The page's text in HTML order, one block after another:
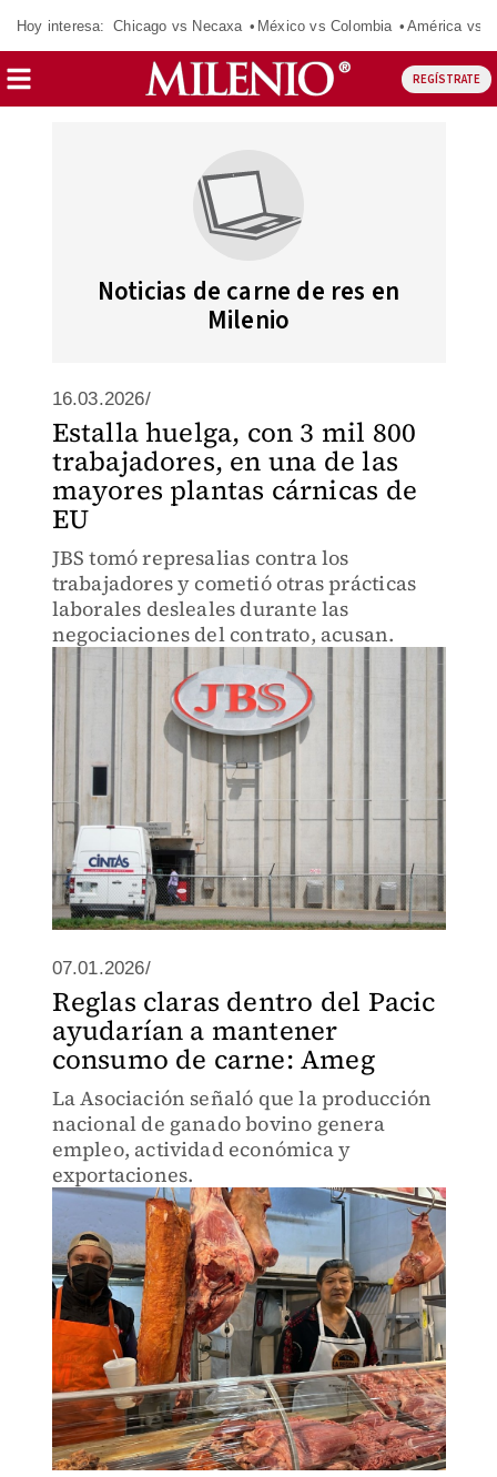
Hoy interesa: Chicago vs Necaxa México vs Colombia América vs
REGÍSTRATE
Noticias de carne de res en
Milenio
16.03.2026/
Estalla huelga, con 3 mil 800
trabajadores, en una de las
mayores plantas cárnicas de
EU
JBS tomó represalias contra los
trabajadores y cometió otras prácticas
laborales desleales durante las
negociaciones del contrato, acusan.
07.01.2026/
Reglas claras dentro del Pacic
ayudarían a mantener
consumo de carne: Ameg
La Asociación señaló que la producción
nacional de ganado bovino genera
empleo, actividad económica y
exportaciones.